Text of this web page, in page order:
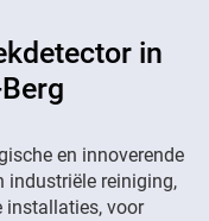
in
en innoverende
industriële reiniging,
installaties, voor